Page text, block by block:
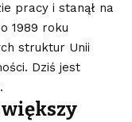
pracy i stanął na
1989 roku
struktur Unii
Dziś jest